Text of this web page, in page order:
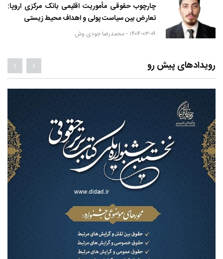
چارچوب حقوقی مأموریت اقلیمی بانک مرکزی اروپا:
تعارض بین سیاست پولی و اهداف محیط زیستی
۱۴۰۴-۰۳-۰۹ - محمدرضا جودی وش
رویدادهای پیش رو